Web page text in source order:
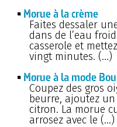
Morue à la crème
Faites dessaler
dans de l’eau
casserole et
vingt minutes. (…)
Morue à la mode
Coupez des gros
beurre, ajoutez
citron. La morue
arrosez avec le (…)